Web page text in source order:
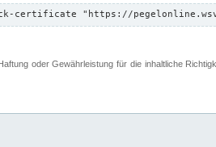
certificate "https://
oder Gewährleistung für die inhaltliche